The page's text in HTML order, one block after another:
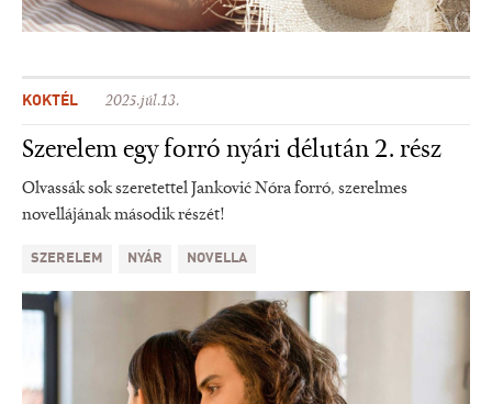
KOKTÉL 2025.júl.13.
Szerelem egy forró nyári délután 2. rész
Olvassák sok szeretettel Janković Nóra forró, szerelmes
novellájának második részét!
SZERELEM NYÁR NOVELLA